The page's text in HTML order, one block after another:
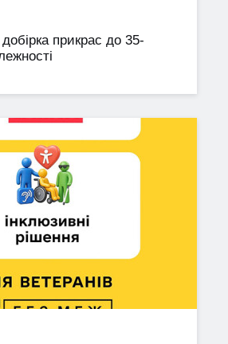
добірка прикрас до 35-